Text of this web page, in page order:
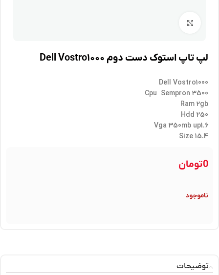
لپ تاپ استوک دست دوم Dell Vostro۱۰۰۰
Dell Vostro1000
Cpu Sempron 3500
Ram 2gb
Hdd 250
Vga 350mb up1.6
Size 15.4
0تومان
ناموجود
توضیحات